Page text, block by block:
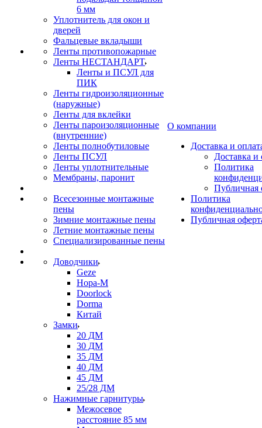
6 мм
Уплотнитель для окон и
дверей
Фальцевые вкладыши
Ленты противопожарные
Ленты НЕСТАНДАРТ
Ленты и ПСУЛ для
ПИК
Ленты гидроизоляционные
(наружные)
Ленты для вклейки
Ленты пароизоляционные
(внутренние)
Ленты полнобутиловые
Ленты ПСУЛ
Ленты уплотнительные
Мембраны, паронит
Всесезонные монтажные
пены
Зимние монтажные пены
Летние монтажные пены
Специализированные пены
Доводчики
Geze
Нора-М
Doorlock
Dorma
Китай
Замки
20 ДМ
30 ДМ
35 ДМ
40 ДМ
45 ДМ
25/28 ДМ
Нажимные гарнитуры
Межосевое
расстояние 85 мм
О компании
Доставка и
Доставка и
Политика
Публичная
Политика
Публичная